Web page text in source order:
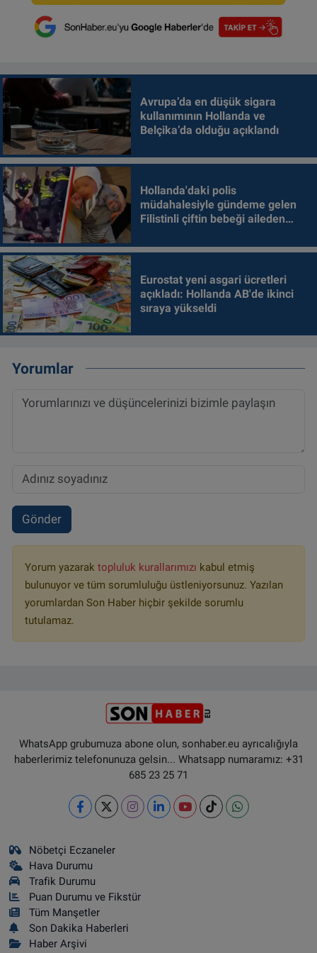
Avrupa’da en düşük sigara
kullanımının Hollanda ve
Belçika’da olduğu açıklandı
Hollanda'daki polis
müdahalesiyle gündeme gelen
Filistinli çiftin bebeği aileden
Eurostat yeni asgari ücretleri
açıkladı: Hollanda AB'de ikinci
sıraya yükseldi
Yorumlar
Gönder
Yorum yazarak topluluk kurallarımızı kabul etmiş
bulunuyor ve tüm sorumluluğu üstleniyorsunuz. Yazılan
yorumlardan Son Haber hiçbir şekilde sorumlu
tutulamaz.
WhatsApp grubumuza abone olun, sonhaber.eu ayrıcalığıyla
haberlerimiz telefonunuza gelsin... Whatsapp numaramız: +31
685 23 25 71
Nöbetçi Eczaneler
Hava Durumu
Trafik Durumu
Puan Durumu ve Fikstür
Tüm Manşetler
Son Dakika Haberleri
Haber Arşivi